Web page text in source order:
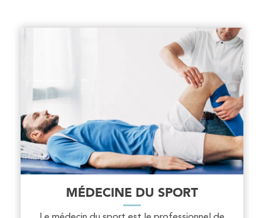
MÉDECINE DU SPORT
IK Paris 16 – Trocadéro
8 Avenue de Camoens 75116 Paris
8 Avenue de Camoens 75116 Paris
01 42 15 22 46
PRENEZ RDV SUR
Kinésithérapie